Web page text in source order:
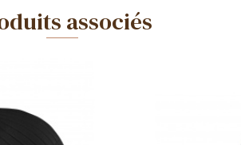
associés